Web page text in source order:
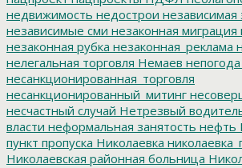
недвижимость недострои независимая
независимые сми незаконная миграция
незаконная рубка незаконная_реклама
нелегальная торговля Немаев непогода
несанкционированная_торговля
несанкционированный_митинг
несчастный случай Нетрезвый
власти неформальная занятость нефть
пункт пропуска Николаевка
Николаевская районная больница